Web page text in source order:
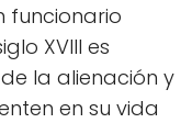
funcionario
XVIII es
la alienación y
en su vida